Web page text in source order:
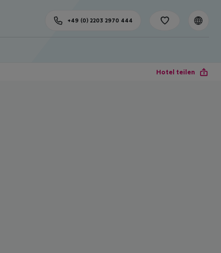
+49 (0) 2203 2970 444
Hotel teilen